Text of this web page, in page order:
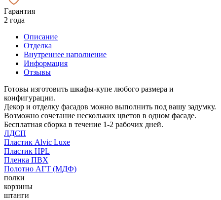
Гарантия
2 года
Описание
Отделка
Внутреннее наполнение
Информация
Отзывы
Готовы изготовить шкафы-купе любого размера и
конфигурации.
Декор и отделку фасадов можно выполнить под вашу задумку.
Возможно сочетание нескольких цветов в одном фасаде.
Бесплатная сборка в течение 1-2 рабочих дней.
ЛДСП
Пластик Alvic Luxe
Пластик HPL
Пленка ПВХ
Полотно АГТ (МДФ)
полки
корзины
штанги